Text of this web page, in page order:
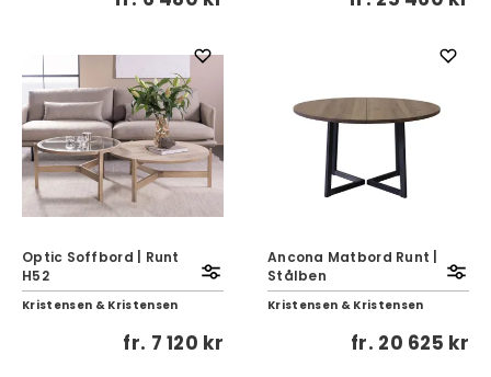
Optic Soffbord | Runt
H52
Kristensen & Kristensen
fr. 7 120 kr
Ancona Matbord Runt |
Stålben
Kristensen & Kristensen
fr. 20 625 kr